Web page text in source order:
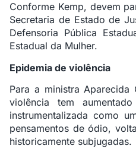
Conforme Kemp, devem
Secretaria de Estado de
Defensoria Pública
Estadual da Mulher.
Epidemia de violência
Para a ministra
violência tem
instrumentalizada como
pensamentos de ódio,
historicamente subjugadas.